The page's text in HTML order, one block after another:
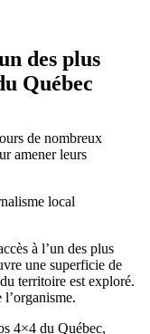
des plus
Québec
de nombreux
amener leurs
local
à l’un des plus
une superficie de
territoire est exploré.
4×4 du Québec,